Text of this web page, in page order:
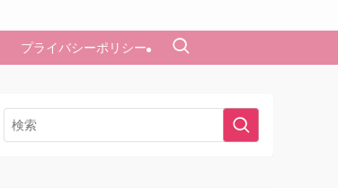
プライバシーポリシー